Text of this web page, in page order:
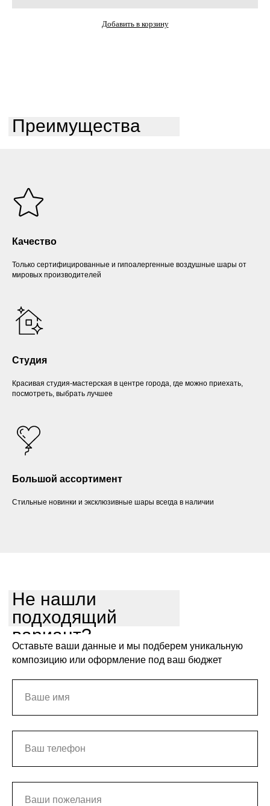
Добавить в корзину
Преимущества
Качество
Только сертифицированные и гипоалергенные воздушные шары от
мировых производителей
Студия
Красивая студия-мастерская в центре города, где можно приехать,
посмотреть, выбрать лучшее
Большой ассортимент
Стильные новинки и эксклюзивные шары всегда в наличии
Не нашли
подходящий
вариант?
Оставьте ваши данные и мы подберем уникальную
композицию или оформление под ваш бюджет